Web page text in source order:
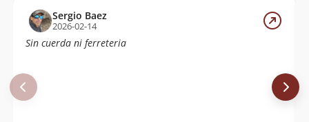
Sergio Baez
2026-02-14
Sin cuerda ni ferreteria